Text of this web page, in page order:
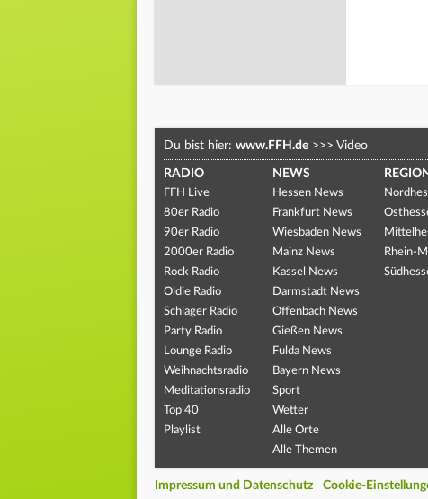
Du bist hier: www.FFH.de >>> Video
RADIO
FFH Live
80er Radio
90er Radio
2000er Radio
Rock Radio
Oldie Radio
Schlager Radio
Party Radio
Lounge Radio
Weihnachtsradio
Meditationsradio
Top 40
Playlist
NEWS
Hessen News
Frankfurt News
Wiesbaden News
Mainz News
Kassel News
Darmstadt News
Offenbach News
Gießen News
Fulda News
Bayern News
Sport
Wetter
Alle Orte
Alle Themen
Rhein-
Impressum und Datenschutz Cookie-